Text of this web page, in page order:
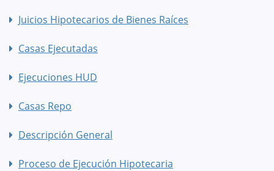
Juicios Hipotecarios de Bienes Raíces
Casas Ejecutadas
Ejecuciones HUD
Casas Repo
Descripción General
Proceso de Ejecución Hipotecaria